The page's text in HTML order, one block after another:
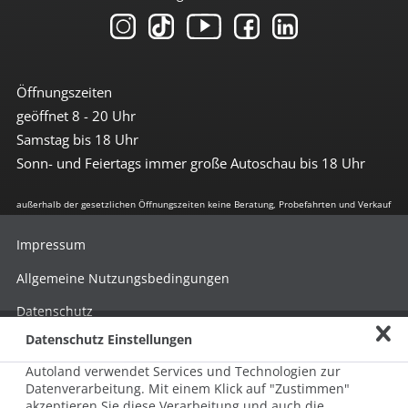
Öffnungszeiten
geöffnet 8 - 20 Uhr
Samstag bis 18 Uhr
Sonn- und Feiertags immer große Autoschau bis 18 Uhr
außerhalb der gesetzlichen Öffnungszeiten keine Beratung, Probefahrten und Verkauf
Impressum
Allgemeine Nutzungsbedingungen
Datenschutz
Hinweisgebersystem nach HinSchG
Beschwerde nach LkSG
Datenschutz Einstellungen
Autoland verwendet Services und Technologien zur
Datenverarbeitung. Mit einem Klick auf "Zustimmen"